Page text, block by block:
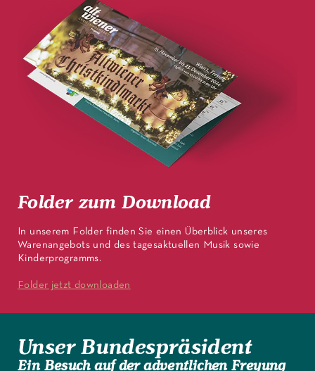
Folder zum Download
In unserem Folder finden Sie einen Überblick unseres
Warenangebots und des tagesaktuellen Musik sowie
Kinderprogramms.
Folder jetzt downloaden
Unser Bundespräsident
Ein Besuch auf der adventlichen Freyung